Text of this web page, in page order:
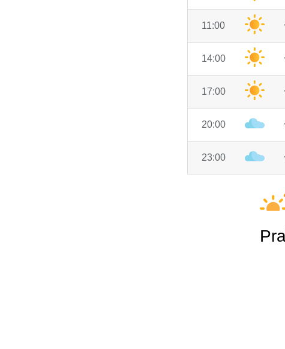
11:00
14:00
17:00
20:00
23:00